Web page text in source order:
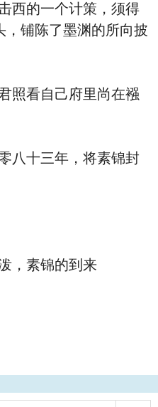
西的一个计策，须得
铺陈了墨渊的所向披
照看自己府里尚在襁
八十三年，将素锦封
，素锦的到来